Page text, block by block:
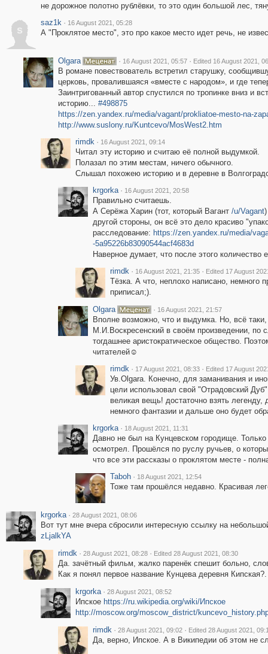
не дорожное полотно рублёвки, то это один большой лес,
s
saz1k · 16 August 2021, 05:28
А "Проклятое место", это про какое место идет речь, не
Olgara · 16 August 2021, 05:57 · Edited 16 August 2021,
В романе повествователь встретил старушку,
церковь, провалившаяся «вместе с народом», и где
Заинтригованный автор спустился по тропинке вниз и
историю... #498875
https://zen.yandex.ru/media/vagant/prokliatoe-mesto-na-
http://www.suslony.ru/Kuntcevo/MosWest2.htm
rimdk · 16 August 2021, 09:14
Читал эту историю и считаю её полной выдумкой.
Полазал по этим местам, ничего обычного.
Слышал похожею историю и в деревне в
krgorka · 16 August 2021, 20:58
Правильно считаешь.
А Серёжа Харин (тот, который Вагант /u/Vagant
другой стороны, он всё это дело красиво
расследование: https://zen.yandex.ru/media/
-5a95226b83090544acf4683d
Наверное думает, что после этого количество
rimdk · 16 August 2021, 21:35 · Edited 17 August
Тёзка. А что, неплохо написано, немного
приписал;).
Olgara
· 16 August 2021, 21:57
Вполне возможно, что и выдумка. Но, всё
М.И.Воскресенский в своём произведении, по
тогдашнее аристократическое общество.
читателей☺
rimdk · 17 August 2021, 08:33 · Edited 17 August
Ув.Olgara. Конечно, для заманивания и
цели использовал свой "Отрадовский
великая вещь! достаточно взять
немного фантазии и дальше оно будет
krgorka · 18 August 2021, 11:31
Давно не был на Кунцевском городище.
осмотрел. Прошёлся по руслу ручьев, о
что все эти рассказы о проклятом месте -
Taboh · 18 August 2021, 12:54
Тоже там прошёлся недавно. Красивая
krgorka · 28 August 2021, 08:06
Вот тут мне вчера сбросили интересную ссылку на
zLjalkYA
rimdk · 28 August 2021, 08:28 · Edited 28 August 2021, 08:30
Да. зачётный фильм, жалко паренёк спешит больно,
Как я понял первое название Кунцева деревня Кипская?.
krgorka · 28 August 2021, 08:52
Ипское https://ru.wikipedia.org/wiki/Ипское
http://moscow.org/moscow_district/
rimdk · 28 August 2021, 09:02 · Edited 28 August 2021,
Да, верно, Ипское. А в Википедии об этом не